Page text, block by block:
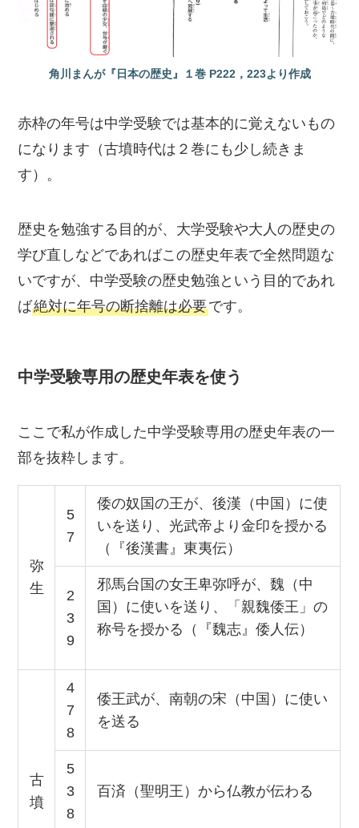
角川まんが『日本の歴史』１巻 P222，223より作成
赤枠の年号は中学受験では基本的に覚えないもの
になります（古墳時代は２巻にも少し続きま
す）。
歴史を勉強する目的が、大学受験や大人の歴史の
学び直しなどであればこの歴史年表で全然問題な
いですが、中学受験の歴史勉強という目的であれ
ば絶対に年号の断捨離は必要です。
中学受験専用の歴史年表を使う
ここで私が作成した中学受験専用の歴史年表の一
部を抜粋します。
弥
生
5
7
倭の奴国の王が、後漢（中国）に使
いを送り、光武帝より金印を授かる
（『後漢書』東夷伝）
2
3
9
邪馬台国の女王卑弥呼が、魏（中
国）に使いを送り、「親魏倭王」の
称号を授かる（『魏志』倭人伝）
古
墳
4
7
8
倭王武が、南朝の宋（中国）に使い
を送る
5
3
8
百済（聖明王）から仏教が伝わる